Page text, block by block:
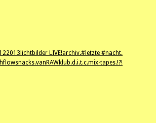
2013 lichtbilder LIVE!archiv.#letzte #nacht.
vanRAWklub.d.i.t.c.mix-tapes.!?!